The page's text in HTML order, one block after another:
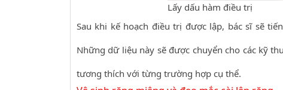
Lấy dấu hàm điều trị
Sau khi kế hoạch điều trị được lập, bác sĩ sẽ
Những dữ liệu này sẽ được chuyển cho các kỹ
tương thích với từng trường hợp cụ thể.